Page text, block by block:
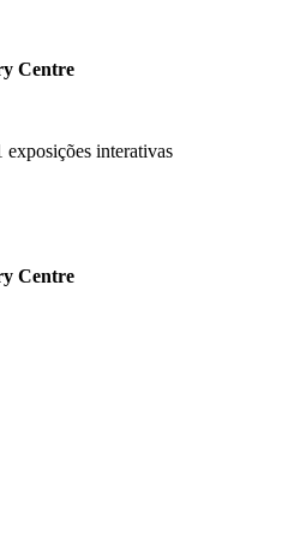
Centre
exposições interativas
Centre